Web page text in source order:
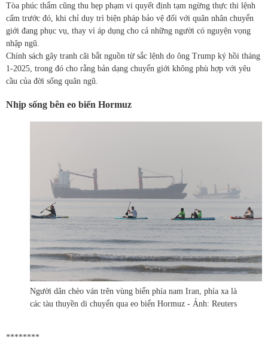
Tòa phúc thẩm cũng thu hẹp phạm vi quyết định tạm ngừng thực thi lệnh
cấm trước đó, khi chỉ duy trì biện pháp bảo vệ đối với quân nhân chuyển
giới đang phục vụ, thay vì áp dụng cho cả những người có nguyện vọng
nhập ngũ.
Chính sách gây tranh cãi bắt nguồn từ sắc lệnh do ông Trump ký hồi tháng
1-2025, trong đó cho rằng bản dạng chuyển giới không phù hợp với yêu
cầu của đời sống quân ngũ.
Nhịp sống bên eo biển Hormuz
Người dân chèo ván trên vùng biển phía nam Iran, phía xa là
các tàu thuyền di chuyển qua eo biển Hormuz - Ảnh: Reuters
********